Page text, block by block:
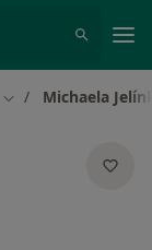
Změna města
Michaela